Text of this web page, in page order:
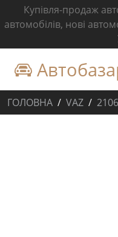
Купівля-продаж
автомобілів, нові
ГОЛОВНА VAZ